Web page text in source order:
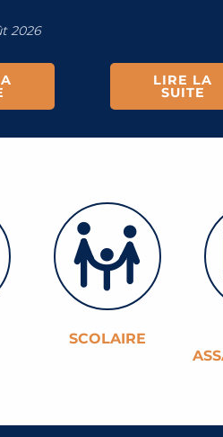
2026
LIRE LA
SUITE
SCOLAIRE